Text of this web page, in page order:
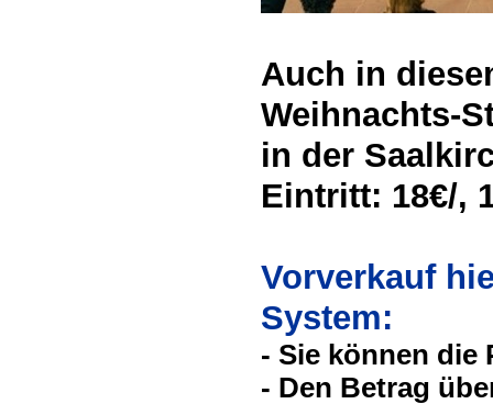
Auch in
Weihnachts-
in der
Eintritt: 18€/,
Vorverkauf
System:
- Sie können die
- Den Betrag